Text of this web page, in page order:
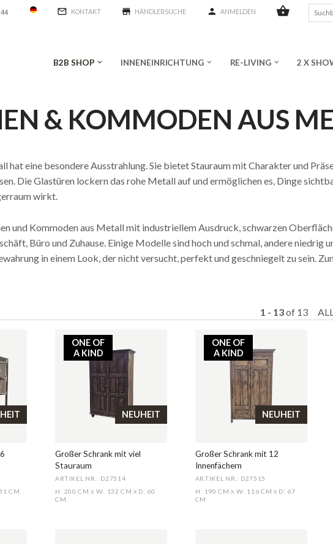
mail_outline KONTAKT store HÄNDLERSUCHE person ANMELDEN shopping_basket
B2B SHOP keyboard_arrow_down INNENEINRICHTUNG keyboard_arrow_down RE-LIVING keyboard_arrow_down 2 X
& KOMMODEN AUS
hat eine besondere Ausstrahlung. Sie bietet Stauraum mit Charakter und
Die Glastüren lockern das rohe Metall auf und ermöglichen es, Dinge
wirkt.
und Kommoden aus Metall mit industriellem Ausdruck, schwarzen
Büro und Zuhause. Einige Modelle sind hoch und schmal, andere niedrig
in einem Look, der nicht versucht, perfekt und geschniegelt zu sein.
1 - 13of 13
CM
NEUHEIT
ONE OF
A KIND
Großer Schrank mit viel
Stauraum
ARTIKEL NR.: D27514
H: 200 CMX W: 132 CMX D: 60
CM
NEUHEIT
ONE OF
A KIND
Großer Schrank mit 12
Innenfächern
ARTIKEL NR.: D27515
H: 190 CMX W: 116 CMX D: 67
CM